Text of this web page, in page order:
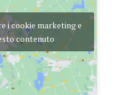
i cookie marketing e
contenuto